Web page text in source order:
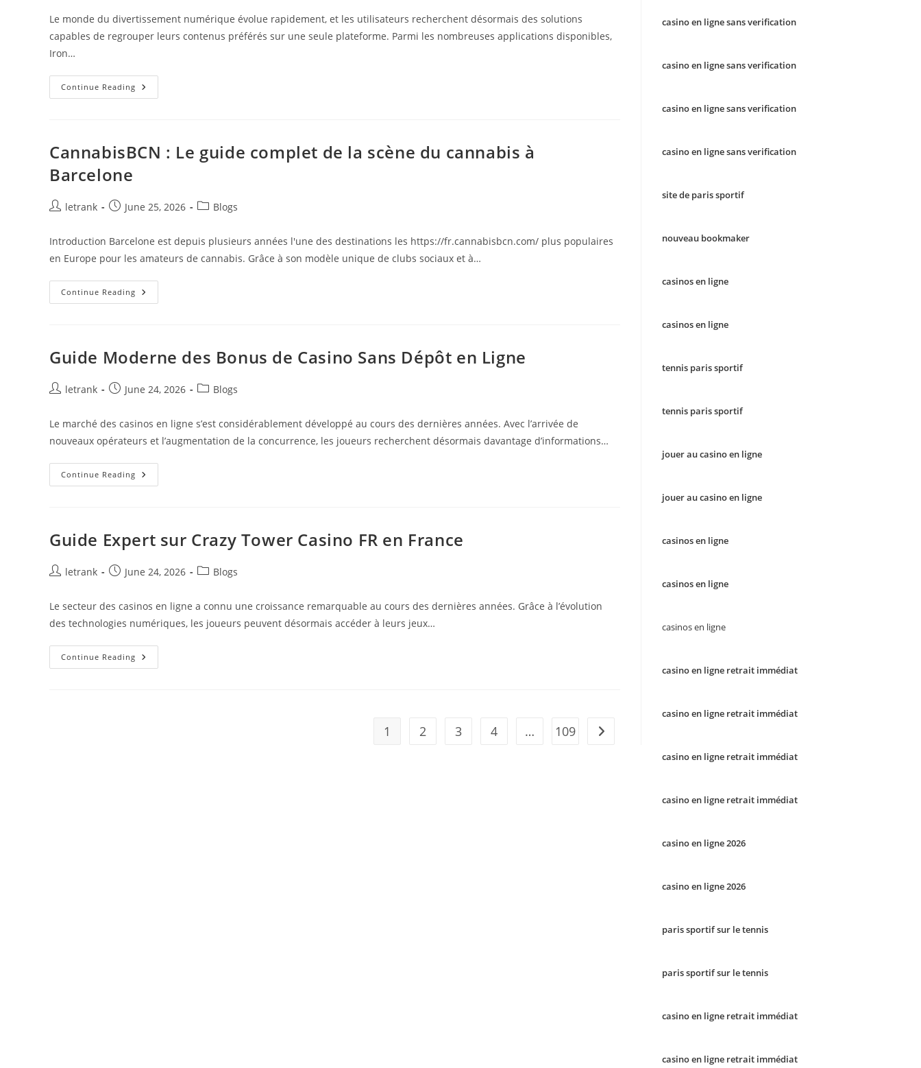
Le monde du divertissement numérique évolue rapidement, et les utilisateurs recherchent désormais des solutions
capables de regrouper leurs contenus préférés sur une seule plateforme. Parmi les nombreuses applications disponibles,
Iron…
Continue Reading Guide
Complet
Pro
CannabisBCN : Le guide complet de la scène du cannabis à
Barcelone
Postletrank
PostJune 25, 2026
PostBlogs
Introduction Barcelone est depuis plusieurs années l'une des destinations les https://fr.cannabisbcn.com/ plus populaires
en Europe pour les amateurs de cannabis. Grâce à son modèle unique de clubs sociaux et à…
Continue Reading CannabisBCN
:
La
Scène
À
Barcelone
Guide Moderne des Bonus de Casino Sans Dépôt en Ligne
Postletrank
PostJune 24, 2026
PostBlogs
Le marché des casinos en ligne s’est considérablement développé au cours des dernières années. Avec l’arrivée de
nouveaux opérateurs et l’augmentation de la concurrence, les joueurs recherchent désormais davantage d’informations…
Continue Reading Guide
Moderne
Sans
Dépôt
Guide Expert sur Crazy Tower Casino FR en France
Postletrank
PostJune 24, 2026
PostBlogs
Le secteur des casinos en ligne a connu une croissance remarquable au cours des dernières années. Grâce à l’évolution
des technologies numériques, les joueurs peuvent désormais accéder à leurs jeux…
Continue Reading Guide
Expert
1 2 3 4 … 109 Go to the next page
casino en ligne sans verification
casino en ligne sans verification
casino en ligne sans verification
casino en ligne sans verification
site de paris sportif
nouveau bookmaker
casinos en ligne
casinos en ligne
tennis paris sportif
tennis paris sportif
jouer au casino en ligne
jouer au casino en ligne
casinos en ligne
casinos en ligne
casinos en ligne
casino en ligne retrait immédiat
casino en ligne retrait immédiat
casino en ligne retrait immédiat
casino en ligne retrait immédiat
casino en ligne 2026
casino en ligne 2026
paris sportif sur le tennis
paris sportif sur le tennis
casino en ligne retrait immédiat
casino en ligne retrait immédiat